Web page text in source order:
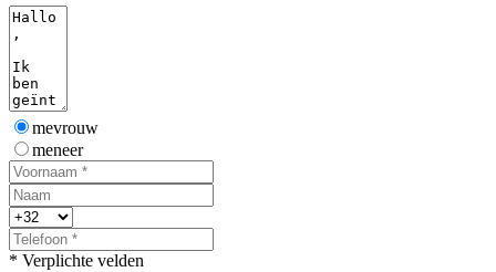
mevrouw
meneer
* Verplichte velden